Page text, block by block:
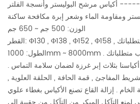
----- أكياس مرشح البوليستر وأنسجة الفلتر
ومقاومة الماء وشعر إبرة مكافحة ساكنة
الوزن: 500 جم ~ 650 جم
بثلاث إبر غرزة لضمان سلامة التماس .
المفاجئ , قمة الحافة , الحلقة العلوية ,
الخام . إزالة القاع تصنع الأكياس بغطاء علوي